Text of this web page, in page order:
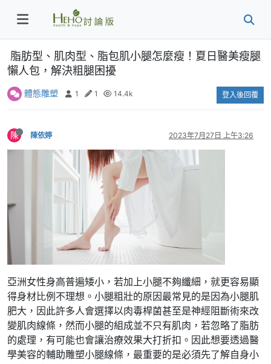
脂肪型、肌肉型、脂包肌小腿怎麼瘦！夏日醫美瘦腿
懶人包，解決粗腿困擾
體態雕塑 1 1 14.4k 登入後回覆
陳 陳依婷 2023年7月27日 上午3:26
亞洲女性身高普遍矮小，若加上小腿不夠纖細，就更容易顯
得身材比例不理想。小腿粗壯的原因最常見的是因為小腿肌
肥大，因此許多人會選擇以肉毒桿菌甚至是神經阻斷術來改
變肌肉線條，然而小腿的組成並不只有肌肉，若忽略了脂肪
的處理，有可能也會讓治療效果大打折扣。因此想要透過醫
學美容的輔助雕塑小腿線條，最重要的是必須先了解自身小